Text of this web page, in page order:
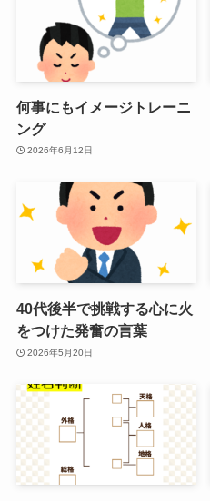
何事にもイメージトレーニ
ング
2026年6月12日
40代後半で挑戦する心に火
をつけた発奮の言葉
2026年5月20日